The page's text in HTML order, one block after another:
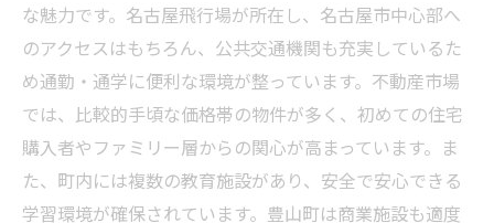
な魅力です。名古屋飛行場が所在し、名古屋市中心部へ
のアクセスはもちろん、公共交通機関も充実しているた
め通勤・通学に便利な環境が整っています。不動産市場
では、比較的手頃な価格帯の物件が多く、初めての住宅
購入者やファミリー層からの関心が高まっています。ま
た、町内には複数の教育施設があり、安全で安心できる
学習環境が確保されています。豊山町は商業施設も適度